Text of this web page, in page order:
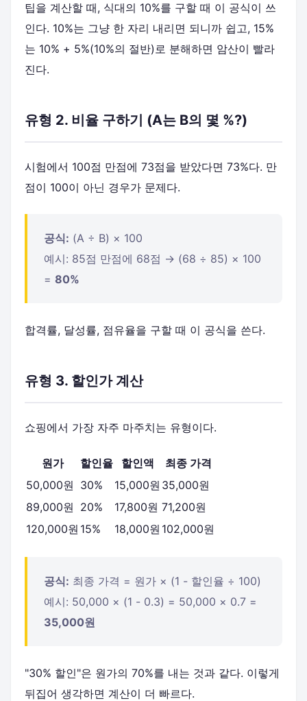
팁을 계산할 때, 식대의 10%를 구할 때 이 공식이 쓰
인다. 10%는 그냥 한 자리 내리면 되니까 쉽고, 15%
는 10% + 5%(10%의 절반)로 분해하면 암산이 빨라
진다.
유형 2. 비율 구하기 (A는 B의 몇 %?)
시험에서 100점 만점에 73점을 받았다면 73%다. 만
점이 100이 아닌 경우가 문제다.
공식: (A ÷ B) × 100
예시: 85점 만점에 68점 → (68 ÷ 85) × 100
= 80%
합격률, 달성률, 점유율을 구할 때 이 공식을 쓴다.
유형 3. 할인가 계산
쇼핑에서 가장 자주 마주치는 유형이다.
원가 할인율 할인액
최종 가격
50,000원 30% 15,000원 35,000원
89,000원 20% 17,800원 71,200원
120,000원 15% 18,000원 102,000원
공식: 최종 가격 = 원가 × (1 - 할인율 ÷ 100)
예시: 50,000 × (1 - 0.3) = 50,000 × 0.7 =
35,000원
"30% 할인"은 원가의 70%를 내는 것과 같다. 이렇게
뒤집어 생각하면 계산이 더 빠르다.